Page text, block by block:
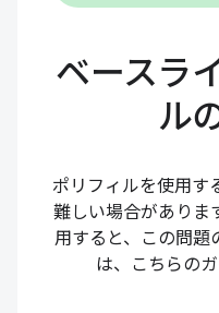
ベースラ
ル
ポリフィルを使用す
難しい場合がありま
用すると、この問題
は、こちらの